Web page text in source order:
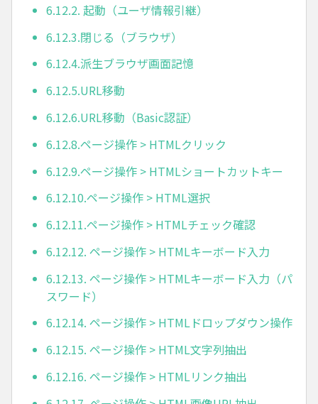
6.12.2. 起動（ユーザ情報引継）
6.12.3.閉じる（ブラウザ）
6.12.4.派生ブラウザ画面記憶
6.12.5.URL移動
6.12.6.URL移動（Basic認証）
6.12.8.ページ操作 > HTMLクリック
6.12.9.ページ操作 > HTMLショートカットキー
6.12.10.ページ操作 > HTML選択
6.12.11.ページ操作 > HTMLチェック確認
6.12.12. ページ操作 > HTMLキーボード入力
6.12.13. ページ操作 > HTMLキーボード入力（パ
スワード）
6.12.14. ページ操作 > HTMLドロップダウン操作
6.12.15. ページ操作 > HTML文字列抽出
6.12.16. ページ操作 > HTMLリンク抽出